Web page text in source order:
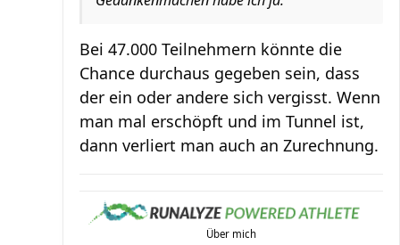
Bei 47.000 Teilnehmern könnte die
Chance durchaus gegeben sein, dass
der ein oder andere sich vergisst. Wenn
man mal erschöpft und im Tunnel ist,
dann verliert man auch an Zurechnung.
Über mich